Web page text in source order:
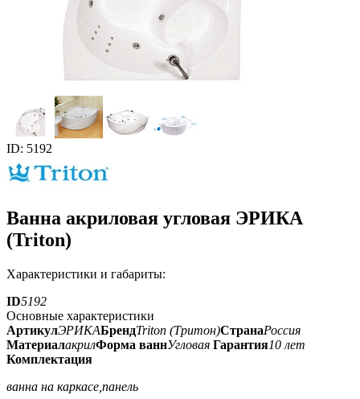
ID: 5192
Ванна акриловая угловая ЭРИКА
(Triton)
Характеристики и габариты:
ID5192
Основные характеристики
АртикулЭРИКАБрендTriton (Тритон)СтранаРоссия
МатериалакрилФорма ваннУгловая Гарантия10 лет
Комплектация
ванна на каркасе,панель